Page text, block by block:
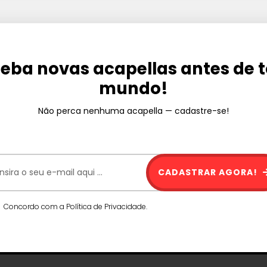
novas acapellas antes de
mundo!
Não perca nenhuma acapella — cadastre-se!
Concordo com a Política de Privacidade.
CADASTRAR AGORA!